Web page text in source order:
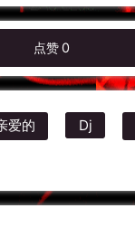
点赞0
爱的 Dj